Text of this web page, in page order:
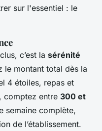
sur l'essentiel : le
c’est la sérénité
le montant total dès la
4 étoiles, repas et
comptez entre 300 et
semaine complète,
de l’établissement.